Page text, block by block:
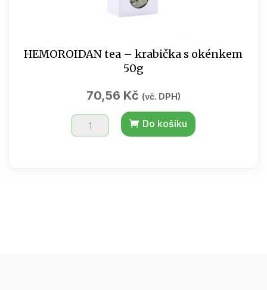
HEMOROIDAN tea – krabička s okénkem
50g
70,56 Kč (vč. DPH)
HEMOROIDAN
tea
Do košíku